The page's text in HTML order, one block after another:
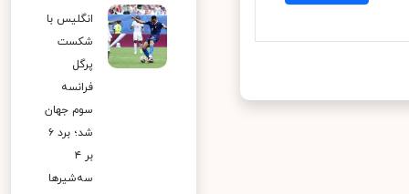
انگلیس با
شکست
پرگل
فرانسه
سوم جهان
شد؛ برد ۶
بر ۴
سه‌شیرها